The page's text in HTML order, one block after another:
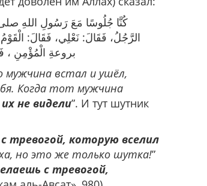
كُنَّا جُلُوسًا مَعَ رَسُولِ اللهِ
الرَّجُلُ، فَقَالَ: نَعْلِي، فَقَالَ:
بروعةِ الْمُؤْمِنِ ،
Когда тот мужчина
не видели”. И тут шутник
тревогой, которую вселил
но это же только шутка!”
с тревогой,